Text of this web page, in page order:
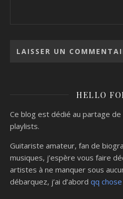
HELLO
Ce blog est dédié au partage
playlists.
Guitariste amateur, fan de
musiques, j’espère vous faire
artistes à ne manquer sous
débarquez, j’ai d’abord qq